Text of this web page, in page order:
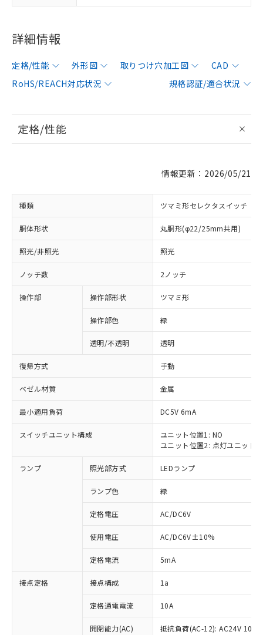
詳細情報
定格/性能 外形図 取りつけ穴加工図
CAD
RoHS/REACH対応状況
規格認証/適合状況
定格/性能
情報更新：2026/05/21
種類 ツマミ形セレクタスイッチ
胴体形状 丸胴形(φ22/25mm共用)
照光/非照光 照光
ノッチ数 2ノッチ
操作部 操作部形状 ツマミ形
操作部色 緑
透明/不透明 透明
復帰方式 手動
ベゼル材質 金属
最小適用負荷 DC5V 6mA
スイッチユニット構成
ユニット位置1: NO
ユニット位置2: 点灯ユニット
ランプ 照光部方式 LEDランプ
ランプ色 緑
定格電圧 AC/DC6V
使用電圧 AC/DC6V±10%
定格電流 5mA
接点定格 接点構成 1a
定格通電電流 10A
開閉能力(AC)
抵抗負荷(AC-12): AC24V 10A/
ご利用条件
以下の条件をお読みいただき、同意のうえ
ご利用ください。
本サービスは、当社制御機器事業取扱
商品の当社在庫状況および標準価格
(税抜)を提供させていただくもので
当社制御機器事業取扱商品の中には、
※1 対応状況
対応済み：EU RoHS指令（10物質）の
非含有に対応した製品が提供可能な商品で
対応予定：EU RoHS指令（10物質）の非含
有に対応した製品に切り替える予定のある
対応予定なし：EU RoHS指令（10物質）の
非含有に非対応の商品で、対応品を出す予
定はありません。
調査・確認中：EU RoHS指令（10物質）の
非含有の対応状況を調査中または確認中の
非該当品：ライセンス料など無形物で、有
害物質有無と関係のない商品です。
※1 中国RoHS○×表
「○」：最大均質材料含有率が中国RoHSの
基準値以下であることを示します。